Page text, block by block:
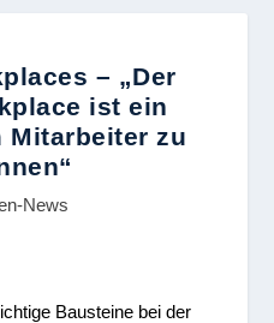
– „Der
ist ein
Mitarbeiter zu
News
Bausteine bei der